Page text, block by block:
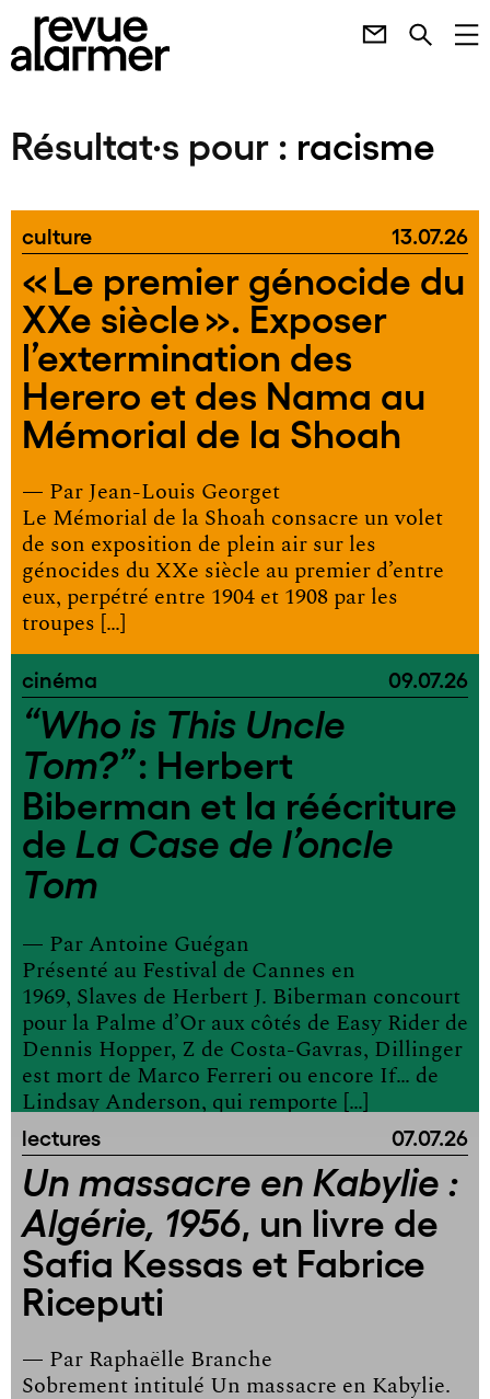
Résultat·s pour : racisme
culture 13.07.26
« Le premier génocide du
XXe siècle ». Exposer
l’extermination des
Herero et des Nama au
Mémorial de la Shoah
— Par Jean-Louis Georget
Le Mémorial de la Shoah consacre un volet
de son exposition de plein air sur les
génocides du XXe siècle au premier d’entre
eux, perpétré entre 1904 et 1908 par les
troupes […]
cinéma 09.07.26
“Who is This Uncle
Tom?”: Herbert
Biberman et la réécriture
de La Case de l’oncle
Tom
— Par Antoine Guégan
Présenté au Festival de Cannes en
1969, Slaves de Herbert J. Biberman concourt
pour la Palme d’Or aux côtés de Easy Rider de
Dennis Hopper, Z de Costa-Gavras, Dillinger
est mort de Marco Ferreri ou encore If… de
Lindsay Anderson, qui remporte […]
lectures 07.07.26
Un massacre en Kabylie :
Algérie, 1956, un livre de
Safia Kessas et Fabrice
Riceputi
— Par Raphaëlle Branche
Sobrement intitulé Un massacre en Kabylie.